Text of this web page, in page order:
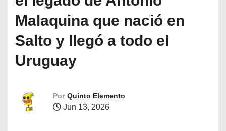
Malaquina que nació en
Salto y llegó a todo el
Uruguay
Por Quinto Elemento
Jun 13, 2026